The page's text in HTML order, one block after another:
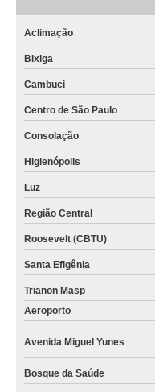
Aclimação
Bixiga
Cambuci
Centro de São Paulo
Consolação
Higienópolis
Luz
Região Central
Roosevelt (CBTU)
Santa Efigênia
Trianon Masp
Aeroporto
Avenida Miguel Yunes
Bosque da Saúde